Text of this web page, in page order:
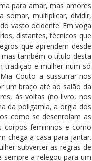
para amar, mas amores
somar, multiplicar, dividir,
vasto ocidente. Em voga
distantes, técnicos que
que aprendem desde
também o título desta
tradição e mulher num só
Couto a sussurrar-nos
um braço até ao salão da
às voltas (no livro, nos
da poligamia, a orgia dos
como se desenrolam as
corpos femininos e como
chega a casa para jantar.
subverter as regras de
sempre a relegou para um